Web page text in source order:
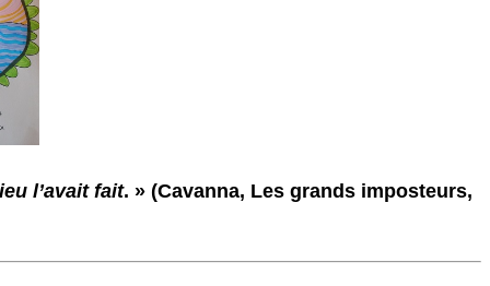
l’avait fait. » (Cavanna, Les grands imposteurs,